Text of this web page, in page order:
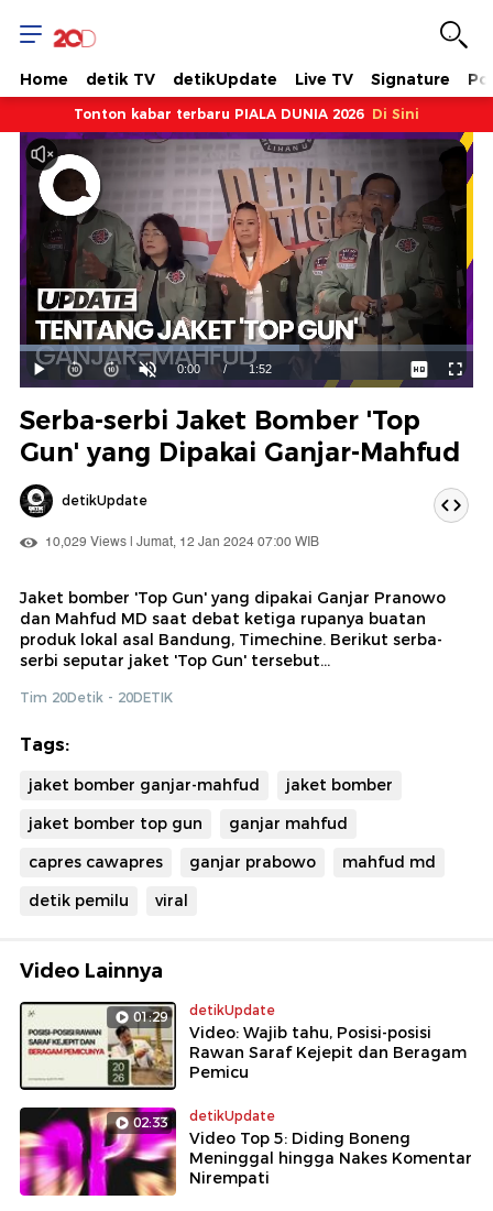
Home detik TV detikUpdate Live TV Signature
Tonton kabar terbaru PIALA DUNIA 2026 Di Sini
Mainkan
Suara
Hidup
Waktu
ini
0:00 / Durasi
1:52
Dimuat:
61.76%
Serba-serbi Jaket Bomber 'Top
Gun' yang Dipakai Ganjar-Mahfud
detikUpdate
10,029 Views | Jumat, 12 Jan 2024 07:00 WIB
Jaket bomber 'Top Gun' yang dipakai Ganjar Pranowo
dan Mahfud MD saat debat ketiga rupanya buatan
produk lokal asal Bandung, Timechine. Berikut serba-
serbi seputar jaket 'Top Gun' tersebut...
Tim 20Detik - 20DETIK
Tags:
jaket bomber ganjar-mahfud
jaket bomber
jaket bomber top gun
ganjar mahfud
capres cawapres
ganjar prabowo
mahfud md
detik pemilu
viral
Video Lainnya
01:29 detikUpdate
Video: Wajib tahu, Posisi-posisi
Rawan Saraf Kejepit dan Beragam
Pemicu
02:33 detikUpdate
Video Top 5: Diding Boneng
Meninggal hingga Nakes Komentar
Nirempati